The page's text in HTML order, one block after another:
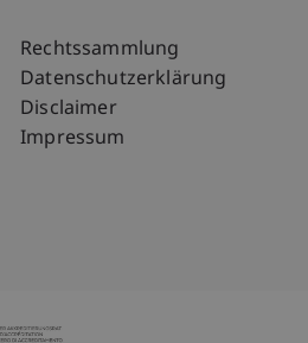
Fußzeile
Rechtssammlung
Datenschutzerklärung
Disclaimer
Impressum